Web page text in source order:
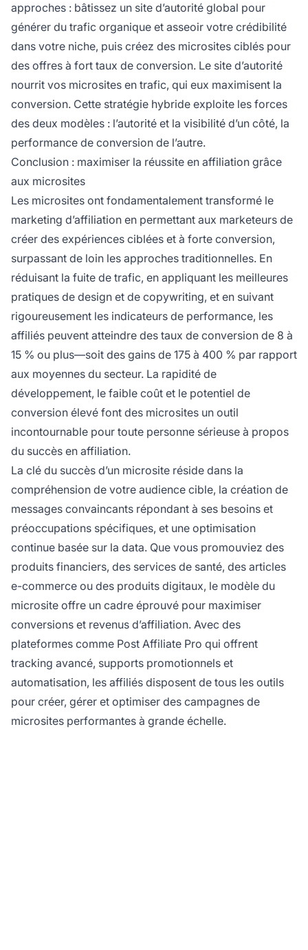
approches : bâtissez un site d’autorité global pour
générer du trafic organique et asseoir votre crédibilité
dans votre niche, puis créez des microsites ciblés pour
des offres à fort taux de conversion. Le site d’autorité
nourrit vos microsites en trafic, qui eux maximisent la
conversion. Cette stratégie hybride exploite les forces
des deux modèles : l’autorité et la visibilité d’un côté, la
performance de conversion de l’autre.
Conclusion : maximiser la réussite en affiliation grâce
aux microsites
Les microsites ont fondamentalement transformé le
marketing d’affiliation en permettant aux marketeurs de
créer des expériences ciblées et à forte conversion,
surpassant de loin les approches traditionnelles. En
réduisant la fuite de trafic, en appliquant les meilleures
pratiques de design et de copywriting, et en suivant
rigoureusement les indicateurs de performance, les
affiliés peuvent atteindre des taux de conversion de 8 à
15 % ou plus—soit des gains de 175 à 400 % par rapport
aux moyennes du secteur. La rapidité de
développement, le faible coût et le potentiel de
conversion élevé font des microsites un outil
incontournable pour toute personne sérieuse à propos
du succès en affiliation.
La clé du succès d’un microsite réside dans la
compréhension de votre audience cible, la création de
messages convaincants répondant à ses besoins et
préoccupations spécifiques, et une optimisation
continue basée sur la data. Que vous promouviez des
produits financiers, des services de santé, des articles
e-commerce ou des produits digitaux, le modèle du
microsite offre un cadre éprouvé pour maximiser
conversions et revenus d’affiliation. Avec des
plateformes comme Post Affiliate Pro qui offrent
tracking avancé, supports promotionnels et
automatisation, les affiliés disposent de tous les outils
pour créer, gérer et optimiser des campagnes de
microsites performantes à grande échelle.